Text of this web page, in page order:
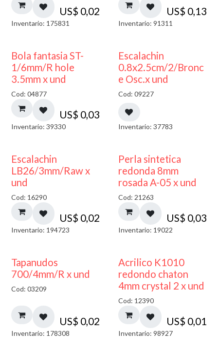
US$ 0,02
Inventario: 175831
US$ 0,13
Inventario: 91311
Bola fantasia ST-
1/6mm/R hole
3.5mm x und
Cod: 04877
US$ 0,03
Inventario: 39330
Escalachin
0.8x2.5cm/2/Bronc
e Osc.x und
Cod: 09227
Inventario: 37783
Escalachin
LB26/3mm/Raw x
und
Cod: 16290
US$ 0,02
Inventario: 194723
Perla sintetica
redonda 8mm
rosada A-05 x und
Cod: 21263
US$ 0,03
Inventario: 19022
Tapanudos
700/4mm/R x und
Cod: 03209
US$ 0,02
Inventario: 178308
50% DESCUENTO
Acrilico K1010
redondo chaton
4mm crystal 2 x und
Cod: 12390
US$ 0,01
Inventario: 98927